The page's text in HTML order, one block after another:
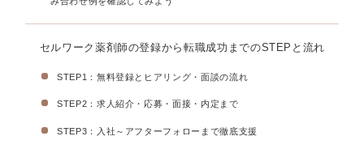
セルワーク薬剤師の登録から転職成功までのSTEPと流れ
STEP1：無料登録とヒアリング・面談の流れ
STEP2：求人紹介・応募・面接・内定まで
STEP3：入社～アフターフォローまで徹底支援